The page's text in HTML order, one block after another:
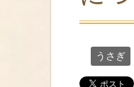
うさぎ